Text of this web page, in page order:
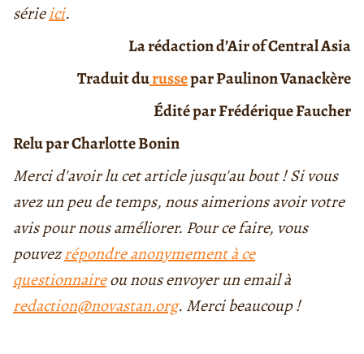
sérieici.
La rédaction d’Air of Central Asia
Traduit durussepar Paulinon Vanackère
Édité par Frédérique Faucher
Relu par Charlotte Bonin
Merci d'avoir lu cet article jusqu'au bout ! Si vous
avez un peu de temps, nous aimerions avoir votre
avis pour nous améliorer. Pour ce faire, vous
pouvezrépondre anonymement à ce
questionnaireou nous envoyer un email à
redaction@novastan.org. Merci beaucoup !